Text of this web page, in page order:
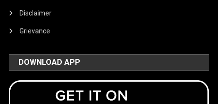
Disclaimer
Grievance
DOWNLOAD APP